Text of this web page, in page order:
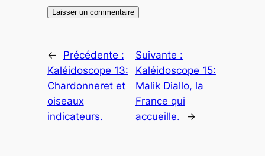
←
Précédente :
Kaléidoscope 13:
Chardonneret et
oiseaux
indicateurs.
Suivante :
Kaléidoscope 15:
Malik Diallo, la
France qui
accueille.
→